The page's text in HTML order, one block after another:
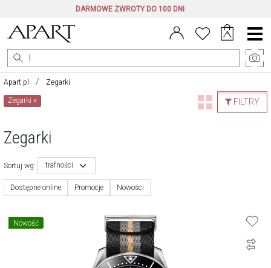
DARMOWE ZWROTY DO 100 DNI
Menu
główne
Apart.pl Zegarki
FILTRY
Zegarki×
Zegarki
Sortuj wg: trafności
Dostępne online Promocje Nowości
Nowość